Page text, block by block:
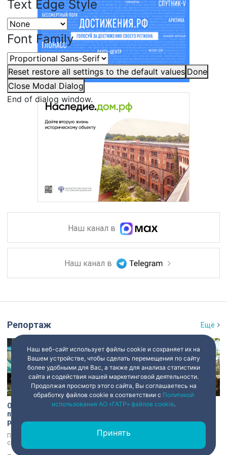
Text Edge Style
Font Family
Reset restore all settings to the default values Done
Close Modal Dialog
End of dialog window.
Наш канал в
Наш канал в
Репортаж Ещё
От «Троецарствия» до Жар-
птицы: уличные художники
расписали действующий
состав метро Петербурга
Персонажи русских народных
сказок появятся в петербургском
подземном царстве! В депо
Печати царских времён и
секреты восстановления
дачи Павлова
Даче Павлова в Сестрорецке
по особой программе «Рубль за
Наш веб-сайт использует файлы cookie и сохраняет их на
Вашем устройстве, чтобы сделать перемещения по сайту
более удобными для Вас, а также для анализа статистики
сайта и содействия нашей маркетинговой деятельности.
Продолжая просмотр этого сайта, Вы соглашаетесь на
обработку файлов cookie в соответствии с Политикой
использования АО «ГАТР» файлов cookie.
Принять